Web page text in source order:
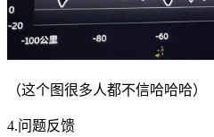
（这个图很多人都不信哈哈哈）
4.问题反馈